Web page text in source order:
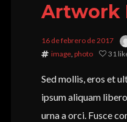
Artwork
16 de febrero de 2017
image, photo 31
Sed mollis, eros et
ipsum aliquam
urna a orci. Fusce